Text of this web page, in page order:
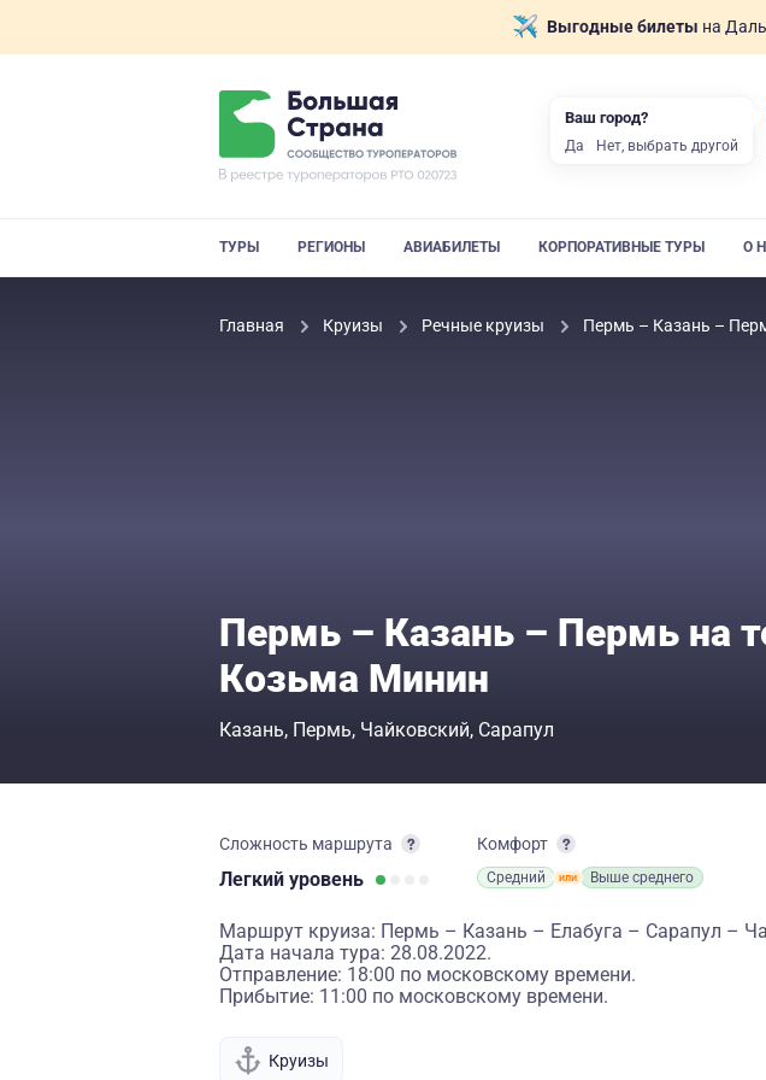
Выгодные билеты на
ТУРЫ РЕГИОНЫ АВИАБИЛЕТЫ КОРПОРАТИВНЫЕ ТУРЫ О
Главная Круизы Речные круизы Пермь – Казань –
Пермь – Казань – Пермь на
Козьма Минин
Казань Пермь Чайковский Сарапул
Сложность маршрута
Легкий уровень
Комфорт
Средний Выше среднего
Маршрут круиза: Пермь – Казань – Елабуга – Сарапул –
Дата начала тура: 28.08.2022.
Отправление: 18:00 по московскому времени.
Прибытие: 11:00 по московскому времени.
Круизы
Ваш город?
Да Нет, выбрать другой